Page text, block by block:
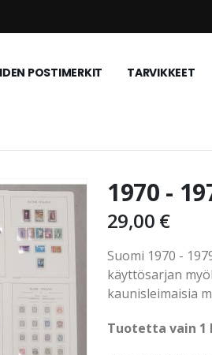
POSTIMERKIT TARVIKKEET
1970 -
29,00 €
Suomi 1970 -
käyttösarjan
kaunisleimaisia
Tuotetta vain 1